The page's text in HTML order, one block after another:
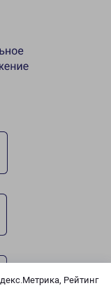
Рейтинг